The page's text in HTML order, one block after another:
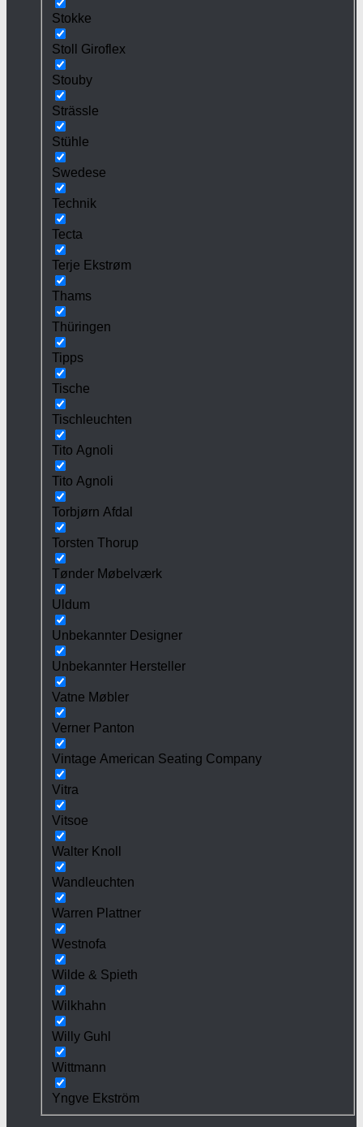
Stokke
Stoll Giroflex
Stouby
Strässle
Stühle
Swedese
Technik
Tecta
Terje Ekstrøm
Thams
Thüringen
Tipps
Tische
Tischleuchten
Tito Agnoli
Tito Agnoli
Torbjørn Afdal
Torsten Thorup
Tønder Møbelværk
Uldum
Unbekannter Designer
Unbekannter Hersteller
Vatne Møbler
Verner Panton
Vintage American Seating Company
Vitra
Vitsoe
Walter Knoll
Wandleuchten
Warren Plattner
Westnofa
Wilde & Spieth
Wilkhahn
Willy Guhl
Wittmann
Yngve Ekström